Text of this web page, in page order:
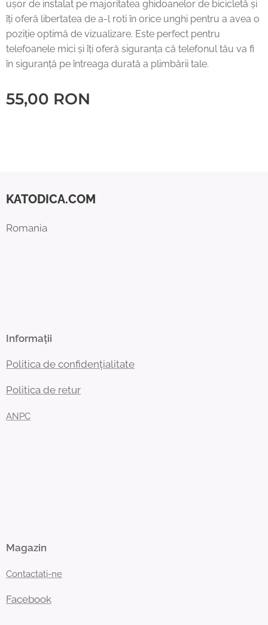
ușor de instalat pe majoritatea ghidoanelor de bicicletă și
îți oferă libertatea de a-l roti în orice unghi pentru a avea o
poziție optimă de vizualizare. Este perfect pentru
telefoanele mici și îți oferă siguranța că telefonul tău va fi
în siguranță pe întreaga durată a plimbării tale.
55,00 RON
KATODICA.COM
Romania
Informații
Politica de confidențialitate
Politica de retur
ANPC
Magazin
Contactați-ne
Facebook